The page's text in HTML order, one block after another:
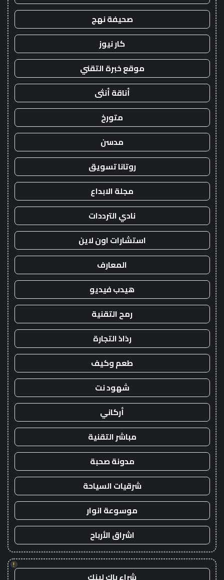
صحيفة نهج
كار نيوز
موقع خبرة التقني
أناقة أنثى
متورخ
مدسن
روتانا تسويق
مجلة الابداع
نادي الترددات
استشارات اون لاين
المعارف
هيدب فيديو
رمح التقنية
رذاذ التجارة
طعم وكيف
شهود نت
أركاني
مباشر التقنية
مدونة صحبة
شرقيات السياحة
موسوعة انوار
اشراق الأرباح
!